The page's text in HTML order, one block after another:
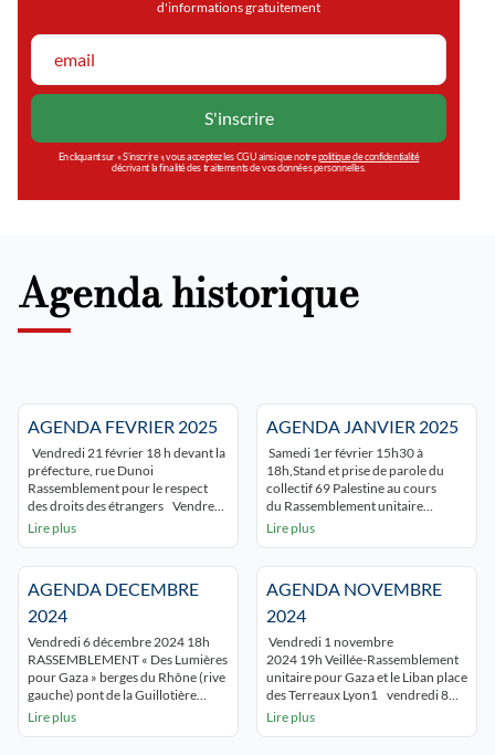
d'informations gratuitement
En cliquant sur « S’inscrire », vous acceptez les CGU ainsi que notrepolitique de confidentialité
décrivant la finalité des traitements de vos données personnelles.
Agenda historique
AGENDA FEVRIER 2025
Vendredi 21 février 18 h devant la
préfecture, rue Dunoi
Rassemblement pour le respect
des droits des étrangers Vendredi
21 février 2025 à 16h en ligne
samedi 22 février 2025 15h
ATTENTION CHANGEMENT DE
Tobasi et Zoé Lafferty Lyon 4 […]
Lire plus
AGENDA JANVIER 2025
Samedi 1er février 15h30 à
18h,Stand et prise de parole du
collectif 69 Palestine au cours
du Rassemblement unitaire
« campagne désarmer Bolloré »
Lyon Évènement Facebook
samedi 18 janvier 10h30
Velin « Pour le peuple palestinien »
Place Guy Moquet 69 Vaulx-en-
Velin (TCL C3 « mas du […]
Lire plus
AGENDA DECEMBRE
2024
Vendredi 6 décembre 2024 18h
RASSEMBLEMENT « Des Lumières
pour Gaza » berges du Rhône (rive
gauche) pont de la Guillotière
LYON Samedi 7 décembre
Lire plus
AGENDA NOVEMBRE
2024
Vendredi 1 novembre
2024 19h Veillée-Rassemblement
unitaire pour Gaza et le Liban place
des Terreaux Lyon1 vendredi 8
novembre 202419:00 conférence
Lire plus